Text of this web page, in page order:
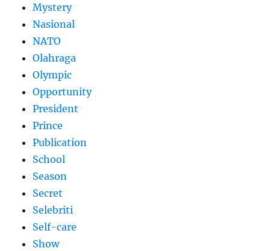
Mystery
Nasional
NATO
Olahraga
Olympic
Opportunity
President
Prince
Publication
School
Season
Secret
Selebriti
Self-care
Show